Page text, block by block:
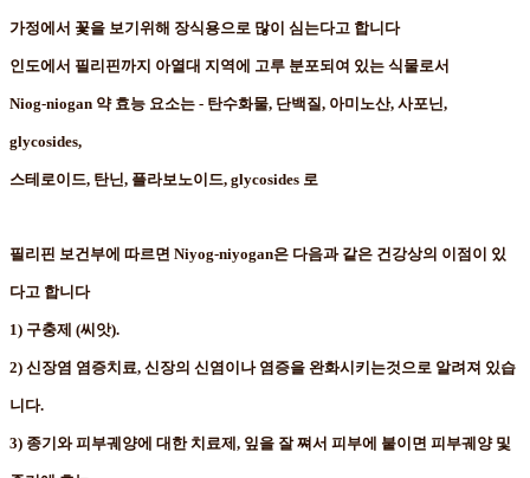
가정에서 꽃을 보기위해 장식용으로 많이 심는다고 합니다
인도에서 필리핀까지 아열대 지역에 고루 분포되여 있는 식물로서
Niog-niogan 약 효능 요소는 - 탄수화물, 단백질, 아미노산, 사포닌,
glycosides,
스테로이드, 탄닌, 플라보노이드, glycosides 로
필리핀 보건부에 따르면 Niyog-niyogan은 다음과 같은 건강상의 이점이 있
다고 합니다
1) 구충제 (씨앗).
2) 신장염 염증치료, 신장의 신염이나 염증을 완화시키는것으로 알려져 있습
니다.
3) 종기와 피부궤양에 대한 치료제, 잎을 잘 쪄서 피부에 붙이면 피부궤양 및